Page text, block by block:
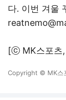
다. 이번 겨울
[ⓒ MK스포츠,
Copyright © MK스